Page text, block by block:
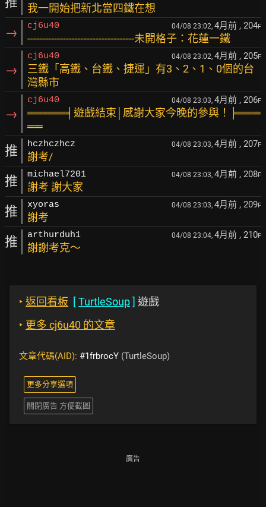
我一開始把新北當四鐵在想
→ cj6u40 04/08 23:02, 4月前 , 204F
------------------------------------未開格子：花蓮一鐵
→
cj6u40 04/08 23:02, 4月前 , 205F
三鐵「高鐵、台鐵、捷運」有3、2、1、0個的台
灣縣市
→
cj6u40 04/08 23:03, 4月前 , 206F
═════╡遊戲結束│感謝大家今晚的參與！╞═══
══
推 hczhczhcz 04/08 23:03, 4月前 , 207F
謝考/
推 michael7201 04/08 23:03, 4月前 , 208F
謝考 謝大家
推 xyoras 04/08 23:03, 4月前 , 209F
謝考
推 arthurduh1 04/08 23:04, 4月前 , 210F
謝謝考克～
‣ 返回看板 [TurtleSoup] 遊戲
‣ 更多 cj6u40 的文章
文章代碼(AID): #1frbrocY (TurtleSoup)
更多分享選項
關閉廣告 方便截圖
廣告